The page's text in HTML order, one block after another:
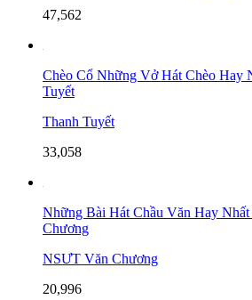
47,562
Chèo Cổ Những Vở Hát Chèo Hay
Tuyết
Thanh Tuyết
33,058
Những Bài Hát Chầu Văn Hay
Chương
NSƯT Văn Chương
20,996